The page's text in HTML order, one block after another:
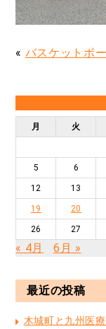
« バスケットボ
月 火
5 6
12 13
19 20
26 27
« 4月 6月 »
最近の投稿
木城町と九州医